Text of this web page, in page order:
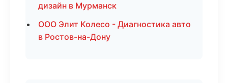
дизайн в Мурманск
ООО Элит Колесо - Диагностика авто
в Ростов-на-Дону